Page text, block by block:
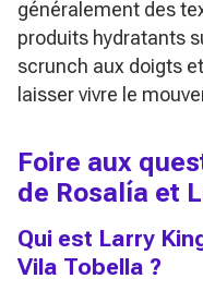
généralement des
produits hydratants
scrunch aux doigts
laisser vivre le
Foire aux
de Rosalía et
Qui est Larry
Vila Tobella ?